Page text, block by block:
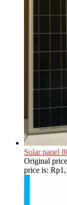
Solar panel
Original
price is: